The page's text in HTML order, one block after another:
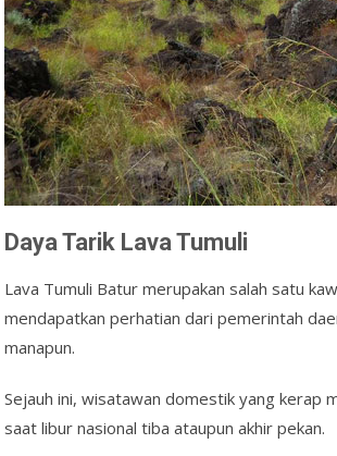
Daya Tarik Lava Tumuli
Lava Tumuli Batur merupakan salah satu
mendapatkan perhatian dari pemerintah
manapun.
Sejauh ini, wisatawan domestik yang kerap
saat libur nasional tiba ataupun akhir pekan.